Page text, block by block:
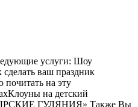
услуги: Шоу
ваш праздник
на эту
на детский
ГУЛЯНИЯ» Также Вы